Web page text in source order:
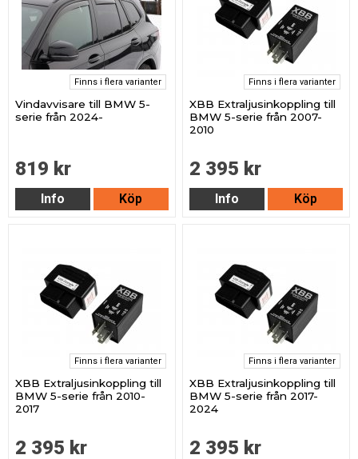
Finns i flera varianter
Vindavvisare till BMW 5-
serie från 2024-
819 kr
Info Köp
Finns i flera varianter
XBB Extraljusinkoppling till
BMW 5-serie från 2007-
2010
2 395 kr
Info Köp
Finns i flera varianter
XBB Extraljusinkoppling till
BMW 5-serie från 2010-
2017
2 395 kr
Finns i flera varianter
XBB Extraljusinkoppling till
BMW 5-serie från 2017-
2024
2 395 kr